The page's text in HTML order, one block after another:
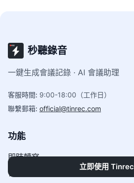
秒聽錄音
一鍵生成會議記錄 · AI 會議助理
客服時間: 9:00-18:00（工作日）
聯繫郵箱: official@tinrec.com
功能
即時轉寫
音訊轉文字
立即使用 Tinrec